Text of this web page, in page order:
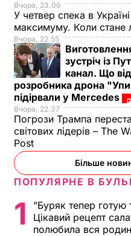
Вчора, 23.00
У четвер спека в
максимуму. Коли стане
Вчора, 22.55
зустріч із
канал. Що
розробника дрона
підірвали у Mercedes
Вчора, 22.37
Погрози Трампа
світових лідерів – The
Post
Більше
ПОПУЛЯРНЕ В
1
"Буряк тепер готую
Цікавий рецепт
полюбила вся